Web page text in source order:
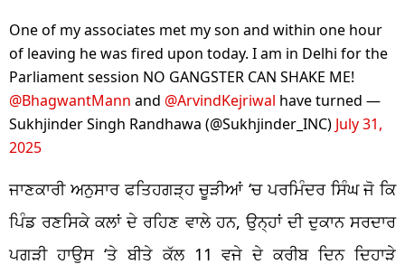
One of my associates met my son and within one hour
of leaving he was fired upon today. I am in Delhi for the
Parliament session NO GANGSTER CAN SHAKE ME!
@BhagwantMann and @ArvindKejriwal have turned —
Sukhjinder Singh Randhawa (@Sukhjinder_INC) July 31,
2025
ਜਾਣਕਾਰੀ ਅਨੁਸਾਰ ਫਤਿਹਗੜ੍ਹ ਚੂੜੀਆਂ ‘ਚ ਪਰਮਿੰਦਰ ਸਿੰਘ ਜੋ ਕਿ
ਪਿੰਡ ਰਣਸਿਕੇ ਕਲਾਂ ਦੇ ਰਹਿਣ ਵਾਲੇ ਹਨ, ਉਨ੍ਹਾਂ ਦੀ ਦੁਕਾਨ ਸਰਦਾਰ
ਪਗੜੀ ਹਾਉਸ ‘ਤੇ ਬੀਤੇ ਕੱਲ 11 ਵਜੇ ਦੇ ਕਰੀਬ ਦਿਨ ਦਿਹਾੜੇ